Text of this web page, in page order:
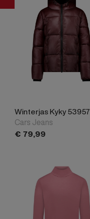
Winterjas Kyky 53957
Cars Jeans
€ 79,99